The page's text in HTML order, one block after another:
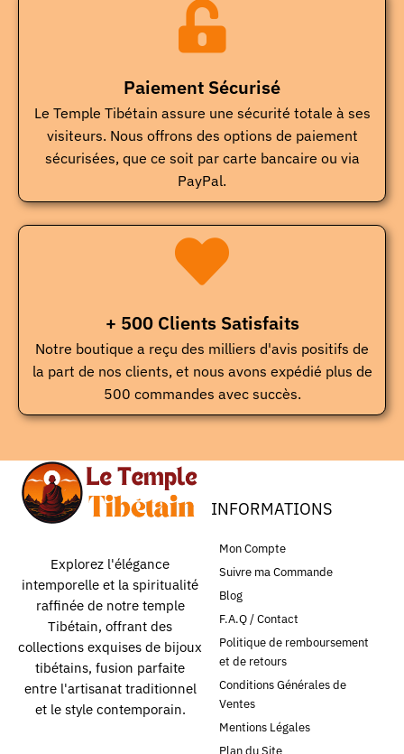
Paiement Sécurisé
Le Temple Tibétain assure une sécurité totale à ses
visiteurs. Nous offrons des options de paiement
sécurisées, que ce soit par carte bancaire ou via
PayPal.
+ 500 Clients Satisfaits
Notre boutique a reçu des milliers d'avis positifs de
la part de nos clients, et nous avons expédié plus de
500 commandes avec succès.
Explorez l'élégance
intemporelle et la spiritualité
raffinée de notre temple
Tibétain, offrant des
collections exquises de bijoux
tibétains, fusion parfaite
entre l'artisanat traditionnel
et le style contemporain.
INFORMATIONS
Mon Compte
Suivre ma Commande
Blog
F.A.Q / Contact
Politique de remboursement
et de retours
Conditions Générales de
Ventes
Mentions Légales